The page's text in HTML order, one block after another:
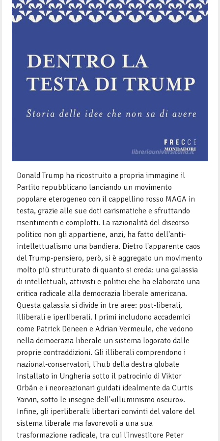
Donald Trump ha ricostruito a propria immagine il
Partito repubblicano lanciando un movimento
popolare eterogeneo con il cappellino rosso MAGA in
testa, grazie alle sue doti carismatiche e sfruttando
risentimenti e complotti. La razionalità del discorso
politico non gli appartiene, anzi, ha fatto dell'anti-
intellettualismo una bandiera. Dietro l'apparente caos
del Trump-pensiero, però, si è aggregato un movimento
molto più strutturato di quanto si creda: una galassia
di intellettuali, attivisti e politici che ha elaborato una
critica radicale alla democrazia liberale americana.
Questa galassia si divide in tre aree: post-liberali,
illiberali e iperliberali. I primi includono accademici
come Patrick Deneen e Adrian Vermeule, che vedono
nella democrazia liberale un sistema logorato dalle
proprie contraddizioni. Gli illiberali comprendono i
nazional-conservatori, l'hub della destra globale
installato in Ungheria sotto il patrocinio di Viktor
Orbán e i neoreazionari guidati idealmente da Curtis
Yarvin, sotto le insegne dell'«illuminismo oscuro».
Infine, gli iperliberali: libertari convinti del valore del
sistema liberale ma favorevoli a una sua
trasformazione radicale, tra cui l'investitore Peter